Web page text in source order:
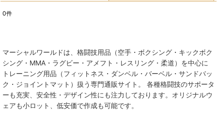
絞り込む
0件
マーシャルワールドは、格闘技用品（空手・ボクシング・キックボク
シング・MMA・ラグビー・アメフト・レスリング・柔道）を中心に
トレーニング用品（フィットネス・ダンベル・バーベル・サンドバッ
ク・ジョイントマット）扱う専門通販サイト。 各種格闘技のサポータ
ーも充実、安全性・デザイン性にも注力しております。オリジナルウ
ェアも小ロット、低安価で作成も可能です。